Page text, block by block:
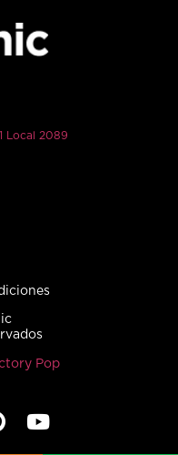
Local 2089
Pop